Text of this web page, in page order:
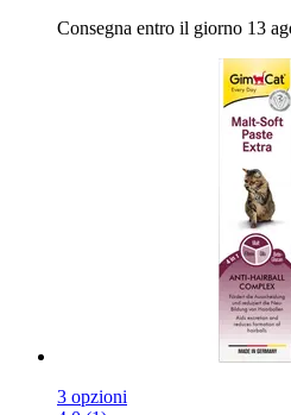
Consegna entro il giorno 13
3 opzioni